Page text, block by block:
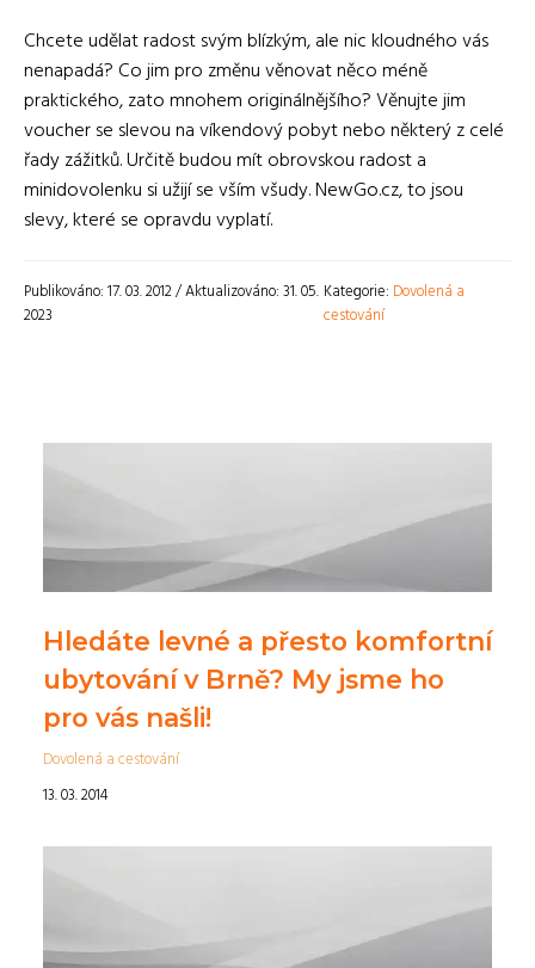
Chcete udělat radost svým blízkým, ale nic kloudného vás
nenapadá? Co jim pro změnu věnovat něco méně
praktického, zato mnohem originálnějšího? Věnujte jim
voucher se slevou na víkendový pobyt nebo některý z celé
řady zážitků. Určitě budou mít obrovskou radost a
minidovolenku si užijí se vším všudy. NewGo.cz, to jsou
slevy, které se opravdu vyplatí.
Publikováno: 17. 03. 2012 / Aktualizováno: 31. 05.
2023
Kategorie: Dovolená a
cestování
Hledáte levné a přesto komfortní
ubytování v Brně? My jsme ho
pro vás našli!
Dovolená a cestování
13. 03. 2014